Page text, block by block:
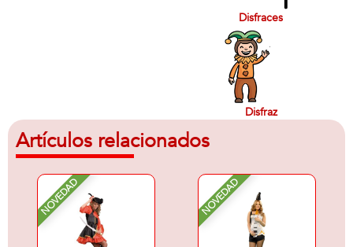
Disfraces
Disfraz
Artículos relacionados
NOVEDAD NOVEDAD